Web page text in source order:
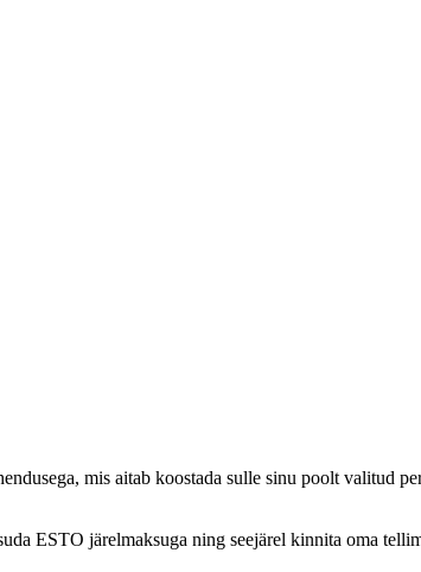
mis aitab koostada sulle sinu poolt valitud
ESTO järelmaksuga ning seejärel kinnita oma